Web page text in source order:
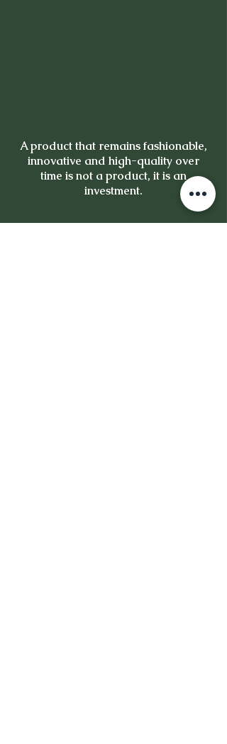
A product that remains fashionable,
innovative and high-quality over
time is not a product, it is an
investment.